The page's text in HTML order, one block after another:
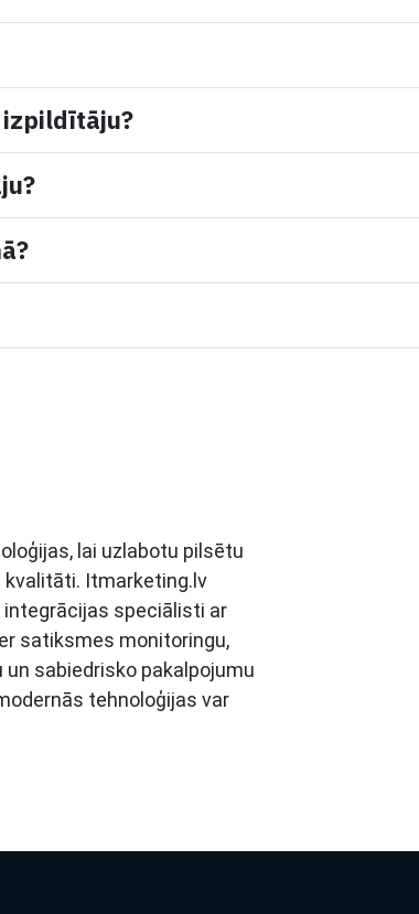
lai uzlabotu pilsētu
kvalitāti. Itmarketing.lv
speciālisti ar
satiksmes monitoringu,
sabiedrisko pakalpojumu
tehnoloģijas var